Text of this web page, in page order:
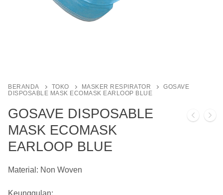
BERANDA TOKO MASKER RESPIRATOR
GOSAVE
DISPOSABLE MASK ECOMASK EARLOOP BLUE
GOSAVE DISPOSABLE
MASK ECOMASK
EARLOOP BLUE
Material: Non Woven